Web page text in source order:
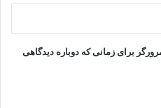
برای زمانی که دوباره دیدگاهی